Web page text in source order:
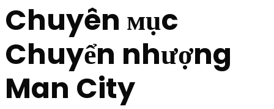
Chuyên мục
Chuyển nhượng
Man City